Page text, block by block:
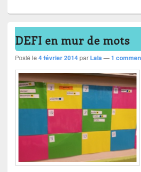
DEFI en mur de mots
Posté le 4 février 2014par Lala—1